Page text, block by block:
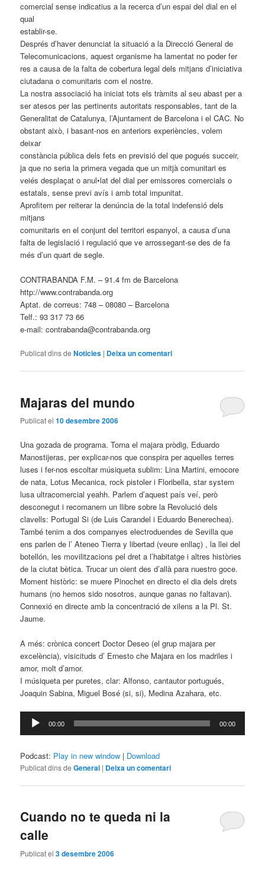
comercial sense indicatius a la recerca d’un espai del dial en el
qual
establir-se.
Després d’haver denunciat la situació a la Direcció General de
Telecomunicacions, aquest organisme ha lamentat no poder fer
res a causa de la falta de cobertura legal dels mitjans d’iniciativa
ciutadana o comunitaris com el nostre.
La nostra associació ha iniciat tots els tràmits al seu abast per a
ser atesos per las pertinents autoritats responsables, tant de la
Generalitat de Catalunya, l’Ajuntament de Barcelona i el CAC. No
obstant això, i basant-nos en anteriors experiències, volem
deixar
constància pública dels fets en previsió del que pogués succeir,
ja que no seria la primera vegada que un mitjà comunitari es
veiés desplaçat o anul•lat del dial per emissores comercials o
estatals, sense previ avís i amb total impunitat.
Aprofitem per reiterar la denúncia de la total indefensió dels
mitjans
comunitaris en el conjunt del territori espanyol, a causa d’una
falta de legislació i regulació que ve arrossegant-se des de fa
més d’un quart de segle.
CONTRABANDA F.M. – 91.4 fm de Barcelona
http://www.contrabanda.org
Aptat. de correus: 748 – 08080 – Barcelona
Telf.: 93 317 73 66
e-mail: contrabanda@contrabanda.org
Publicat dins de Noticies | Deixa un comentari
Majaras del mundo
Publicat el10 desembre 2006
Una gozada de programa. Torna el majara pròdig, Eduardo
Manostijeras, per explicar-nos que conspira per aquelles terres
luses i fer-nos escoltar músiqueta sublim: Lina Martini, emocore
de nata, Lotus Mecanica, rock pistoler i Floribella, star system
lusa ultracomercial yeahh. Parlem d’aquest país veí, però
desconegut i recomanem un llibre sobre la Revolució dels
clavells: Portugal Si (de Luis Carandel i Eduardo Benerechea).
També tenim a dos companyes electroduendes de Sevilla que
ens parlen de l’ Ateneo Tierra y libertad (veure enllaç) , la llei del
botellón, les movilitzacions pel dret a l’habitatge i altres històries
de la ciutat bètica. Trucar un oient des d’allà para nuestro goce.
Moment històric: se muere Pinochet en directo el dia dels drets
humans (no hemos sido nosotros, aunque ganas no faltavan).
Connexió en directe amb la concentració de xilens a la Pl. St.
Jaume.
A més: crònica concert Doctor Deseo (el grup majara per
excelència), visicituds d’ Ernesto che Majara en los madriles i
amor, molt d’amor.
I músiqueta per puretes, clar: Alfonso, cantautor portugués,
Joaquin Sabina, Miguel Bosé (si, si), Medina Azahara, etc.
Reproductor
d'àudio
00:00 00:00
Podcast: Play in new window | Download
Publicat dins de General | Deixa un comentari
Cuando no te queda ni la
calle
Publicat el3 desembre 2006